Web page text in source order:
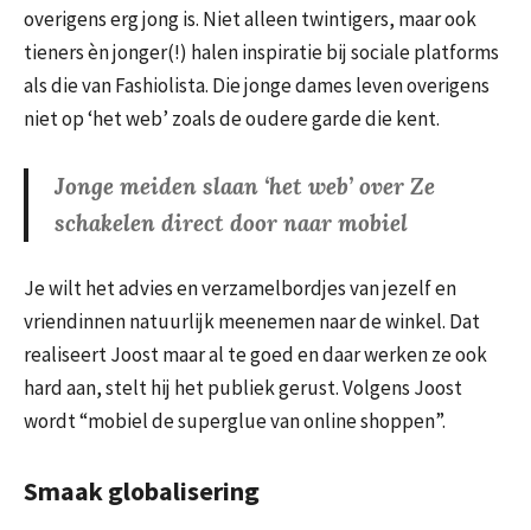
overigens erg jong is. Niet alleen twintigers, maar ook
tieners èn jonger(!) halen inspiratie bij sociale platforms
als die van Fashiolista. Die jonge dames leven overigens
niet op ‘het web’ zoals de oudere garde die kent.
Jonge meiden slaan ‘het web’ over Ze
schakelen direct door naar mobiel
Je wilt het advies en verzamelbordjes van jezelf en
vriendinnen natuurlijk meenemen naar de winkel. Dat
realiseert Joost maar al te goed en daar werken ze ook
hard aan, stelt hij het publiek gerust. Volgens Joost
wordt “mobiel de superglue van online shoppen”.
Smaak globalisering